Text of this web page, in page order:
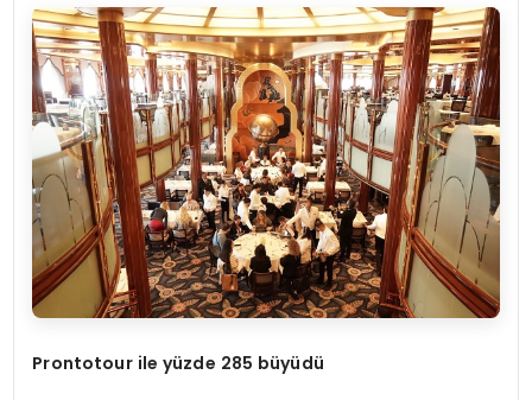
Prontotour ile yüzde 285 büyüdü